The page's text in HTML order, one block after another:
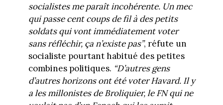
socialistes me paraît incohérente. Un mec
qui passe cent coups de fil à des petits
soldats qui vont immédiatement voter
sans réfléchir, ça n’existe pas”, réfute un
socialiste pourtant habitué des petites
combines politiques. “D’autres gens
d’autres horizons ont été voter Havard. Il y
a les millonistes de Broliquier, le FN qui ne